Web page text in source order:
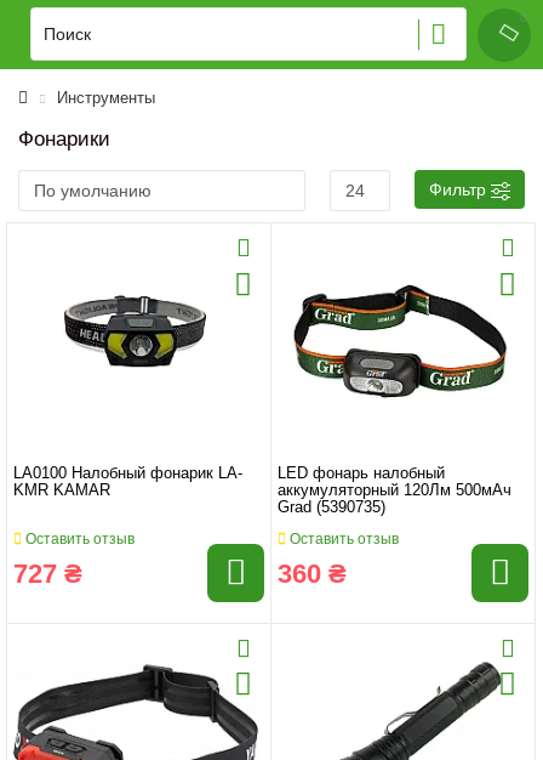
Инструменты
Фонарики
Фильтр
LA0100 Налобный фонарик LA-
KMR KAMAR
Оставить отзыв
727 ₴
LED фонарь налобный
аккумуляторный 120Лм 500мАч
Grad (5390735)
Оставить отзыв
360 ₴